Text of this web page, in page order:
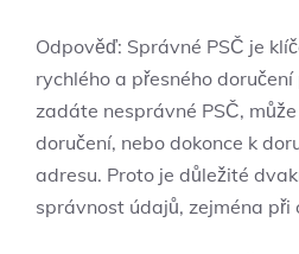
Odpověď: Správné PSČ je
rychlého a přesného
zadáte nesprávné PSČ,
doručení, nebo dokonce k
adresu. Proto je důležité
správnost údajů, zejména při